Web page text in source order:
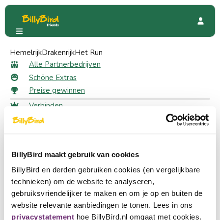
BillyBird maakt gebruik van cookies
BillyBird en derden gebruiken cookies (en vergelijkbare
technieken) om de website te analyseren,
gebruiksvriendelijker te maken en om je op en buiten de
website relevante aanbiedingen te tonen. Lees in ons
privacystatement hoe BillyBird.nl omgaat met cookies.
HemelrijkDrakenrijkHet Run
Alle Partnerbedrijven
Schöne Extras
Preise gewinnen
Verbinden
Anmeldung
Wählen Sie eine Sprache
Nederlands
English
Deutsch
Ein Partner werden
Movie Park Germany
Movie Park Germany
2429 Friends